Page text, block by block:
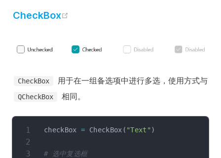
CheckBox
CheckBox 用于在一组备选项中进行多选，使用方式与
QCheckBox 相同。
checkBox = CheckBox ( "Text" )
# 选中复选框